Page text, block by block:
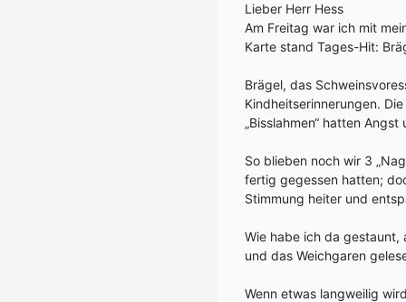
Lieber Herr Hess
Am Freitag war ich mit
Karte stand Tages-Hit:
Brägel, das
Kindheitserinnerungen.
„Bisslahmen“ hatten Angst
So blieben noch wir 3
fertig gegessen hatten;
Stimmung heiter und
Wie habe ich da gestaunt,
und das Weichgaren
Wenn etwas langweilig